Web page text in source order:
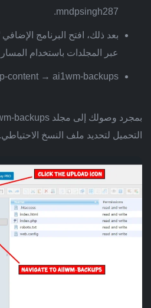
mndpsingh287.
بعد ذلك، افتح البرنامج
عبر المجلدات باستخدام المسار
content → ai1wm-backups.
التحميل لتحديد ملف النسخ الاحتياطي.